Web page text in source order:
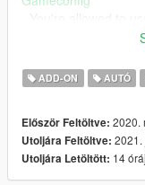
appropriate credits
server. I only using
- Rockstar Games -
- Voit Turyv-
and lightbar model
- Jacobmaate -
ADD-ON AUTÓ
Először Feltöltve: 2020.
Utoljára Feltöltve: 2021.
Utoljára Letöltött: 14